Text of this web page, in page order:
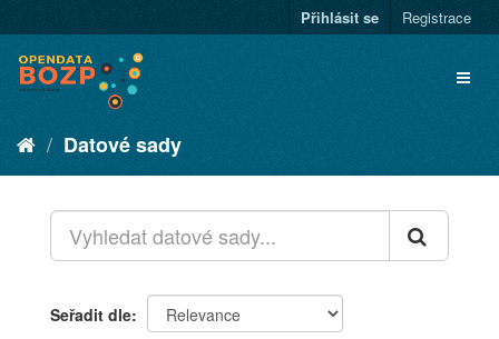
Přihlásit se Registrace
Datové sady
Seřadit dle